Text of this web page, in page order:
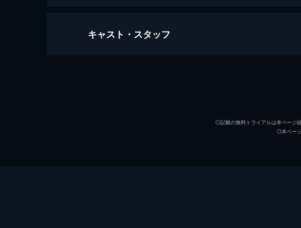
シャイン
キャスト・スタッフ
◎記載の無料トライアルは本ページ
◎本ペー